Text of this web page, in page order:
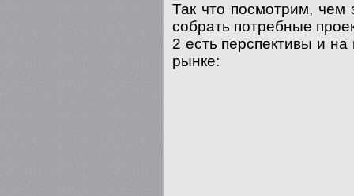
Так что посмотрим, чем
собрать потребные
2 есть перспективы и
рынке: